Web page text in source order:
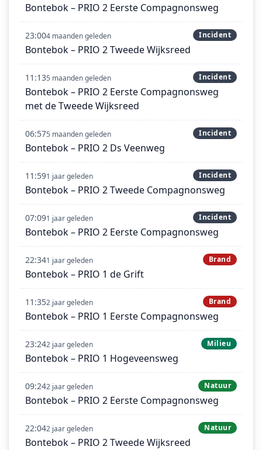
Bontebok – PRIO 2 Eerste Compagnonsweg
23:004 maanden geleden Incident
Bontebok – PRIO 2 Tweede Wijksreed
11:135 maanden geleden Incident
Bontebok – PRIO 2 Eerste Compagnonsweg
met de Tweede Wijksreed
06:575 maanden geleden Incident
Bontebok – PRIO 2 Ds Veenweg
11:591 jaar geleden Incident
Bontebok – PRIO 2 Tweede Compagnonsweg
07:091 jaar geleden Incident
Bontebok – PRIO 2 Eerste Compagnonsweg
22:341 jaar geleden Brand
Bontebok – PRIO 1 de Grift
11:352 jaar geleden Brand
Bontebok – PRIO 1 Eerste Compagnonsweg
23:242 jaar geleden Milieu
Bontebok – PRIO 1 Hogeveensweg
09:242 jaar geleden Natuur
Bontebok – PRIO 2 Eerste Compagnonsweg
22:042 jaar geleden Natuur
Bontebok – PRIO 2 Tweede Wijksreed